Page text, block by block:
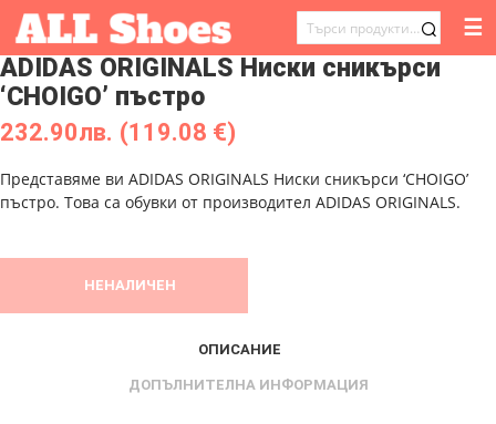
ТЪРСЕНЕ
ЗА:
☰
ADIDAS ORIGINALS Ниски сникърси
‘CHOIGO’ пъстро
232.90лв. (119.08 €)
Представяме ви ADIDAS ORIGINALS Ниски сникърси ‘CHOIGO’
пъстро. Това са обувки от производител ADIDAS ORIGINALS.
НЕНАЛИЧЕН
ОПИСАНИЕ
ДОПЪЛНИТЕЛНА ИНФОРМАЦИЯ